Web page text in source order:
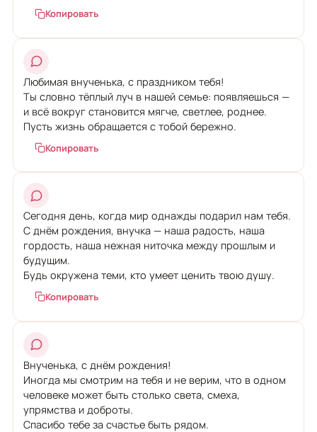
Копировать
Любимая внученька, с праздником тебя!
Ты словно тёплый луч в нашей семье: появляешься —
и всё вокруг становится мягче, светлее, роднее.
Пусть жизнь обращается с тобой бережно.
Копировать
Сегодня день, когда мир однажды подарил нам тебя.
С днём рождения, внучка — наша радость, наша
гордость, наша нежная ниточка между прошлым и
будущим.
Будь окружена теми, кто умеет ценить твою душу.
Копировать
Внученька, с днём рождения!
Иногда мы смотрим на тебя и не верим, что в одном
человеке может быть столько света, смеха,
упрямства и доброты.
Спасибо тебе за счастье быть рядом.